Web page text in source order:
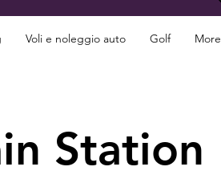
Voli e noleggio auto Golf More
Station